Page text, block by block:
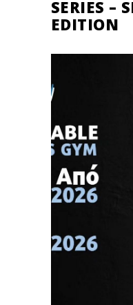
SERIES –
EDITION